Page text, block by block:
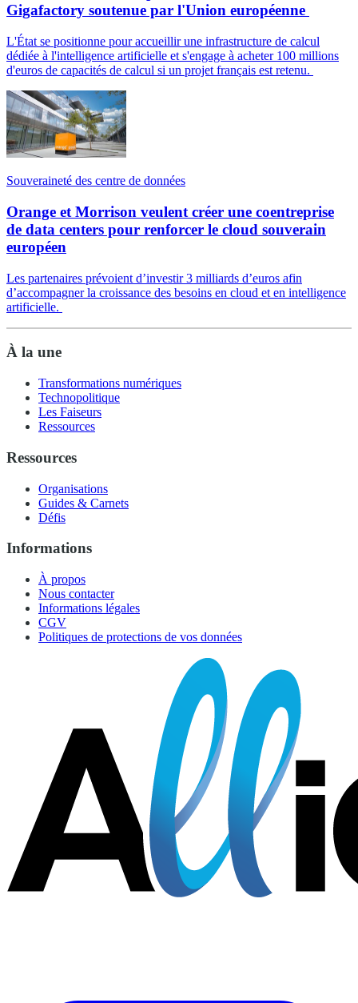
Gigafactory soutenue par l'Union européenne
L'État se positionne pour accueillir une infrastructure de calcul
dédiée à l'intelligence artificielle et s'engage à acheter 100 millions
d'euros de capacités de calcul si un projet français est retenu.
Souveraineté des centre de données
Orange et Morrison veulent créer une coentreprise
de data centers pour renforcer le cloud souverain
européen
Les partenaires prévoient d’investir 3 milliards d’euros afin
d’accompagner la croissance des besoins en cloud et en intelligence
artificielle.
À la une
Transformations numériques
Technopolitique
Les Faiseurs
Ressources
Ressources
Organisations
Guides & Carnets
Défis
Informations
À propos
Nous contacter
Informations légales
CGV
Politiques de protections de vos données